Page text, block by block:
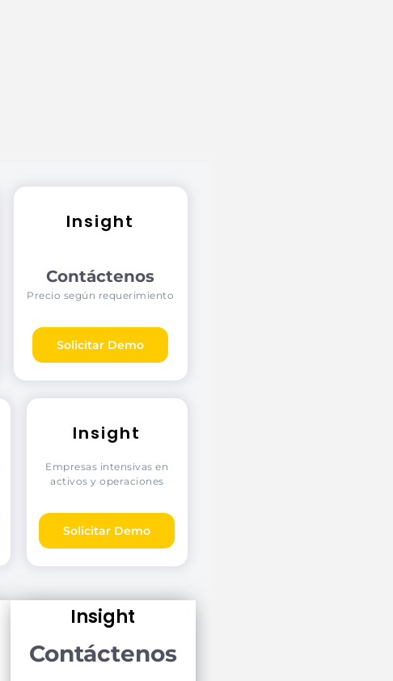
Insight
Contáctenos
Precio según requerimiento
Solicitar Demo
Insight
Empresas intensivas en
activos y operaciones
Solicitar Demo
Insight
Contáctenos